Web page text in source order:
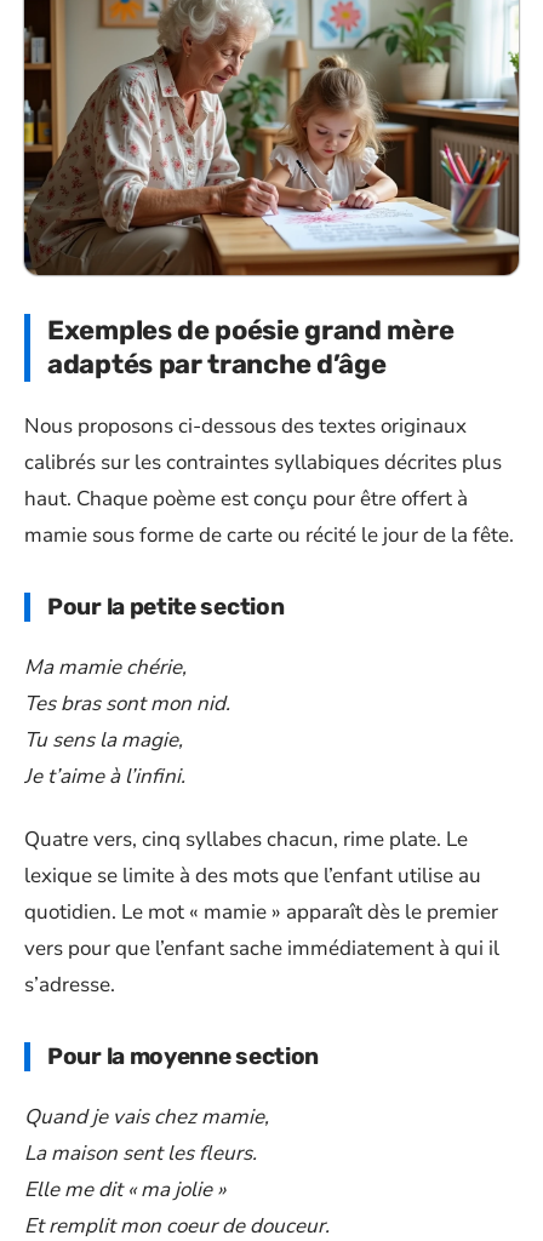
Exemples de poésie grand mère
adaptés par tranche d’âge
Nous proposons ci-dessous des textes originaux
calibrés sur les contraintes syllabiques décrites plus
haut. Chaque poème est conçu pour être offert à
mamie sous forme de carte ou récité le jour de la fête.
Pour la petite section
Ma mamie chérie,
Tes bras sont mon nid.
Tu sens la magie,
Je t’aime à l’infini.
Quatre vers, cinq syllabes chacun, rime plate. Le
lexique se limite à des mots que l’enfant utilise au
quotidien. Le mot « mamie » apparaît dès le premier
vers pour que l’enfant sache immédiatement à qui il
s’adresse.
Pour la moyenne section
Quand je vais chez mamie,
La maison sent les fleurs.
Elle me dit « ma jolie »
Et remplit mon coeur de douceur.